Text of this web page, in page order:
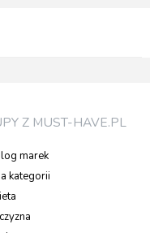
Z MUST-HAVE.PL
marek
kategorii